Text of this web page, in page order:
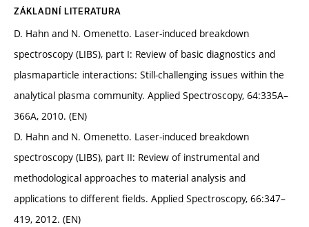
ZÁKLADNÍ LITERATURA
D. Hahn and N. Omenetto. Laser-induced breakdown
spectroscopy (LIBS), part I: Review of basic diagnostics and
plasmaparticle interactions: Still-challenging issues within the
analytical plasma community. Applied Spectroscopy, 64:335A–
366A, 2010. (EN)
D. Hahn and N. Omenetto. Laser-induced breakdown
spectroscopy (LIBS), part II: Review of instrumental and
methodological approaches to material analysis and
applications to different fields. Applied Spectroscopy, 66:347–
419, 2012. (EN)